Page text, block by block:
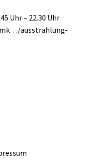
Uhr – 22.30 Uhr
ausstrahlung-